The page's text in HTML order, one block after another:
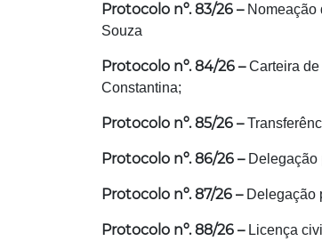
Protocolo nº. 83/26 –Nomeação
Souza
Protocolo nº. 84/26 –Carteira de
Constantina;
Protocolo nº. 85/26 –
Protocolo nº. 86/26 –Delegação
Protocolo nº. 87/26 –Delegação
Protocolo nº. 88/26 –Licença